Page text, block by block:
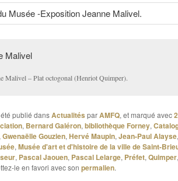
Malivel – Plat octogonal (Henriot Quimper).
publié dansActualités parAMFQ, et marqué avec
, Bernard Galéron, bibliothèque Forney,
Gwenaëlle Gouzien, Hervé Maupin, Jean-Paul Alayse,
, Musée d'art et d'histoire de la ville de Saint-
, Pascal Jaouen, Pascal Lelarge, Préfet, Quimper,
le en favori avec son permalien.